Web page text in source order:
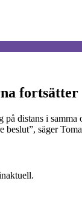
fortsätter
distans i
säger